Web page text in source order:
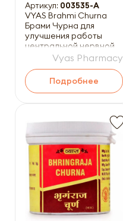
Артикул: 003535-A
VYAS Brahmi Churna
Брами Чурна для
улучшения работы
центральной нервной
системы 100гVyas Pharmacy
Подробнее